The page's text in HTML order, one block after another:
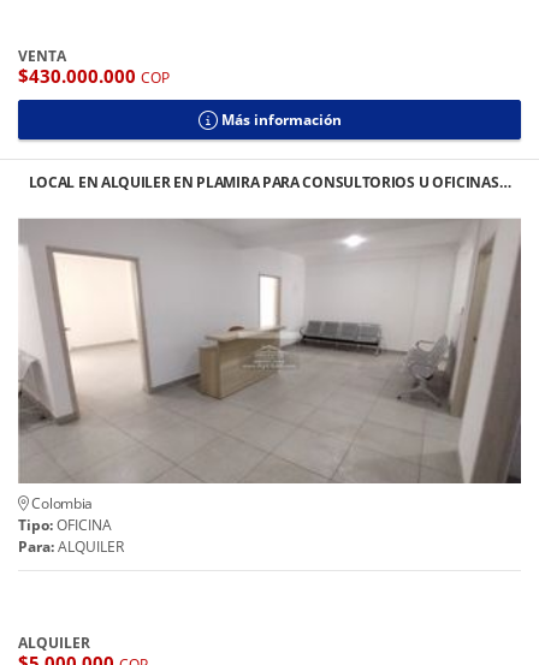
VENTA
$430.000.000 COP
Más información
LOCAL EN ALQUILER EN PLAMIRA PARA CONSULTORIOS U OFICINAS…
Colombia
Tipo:OFICINA
Para:ALQUILER
ALQUILER